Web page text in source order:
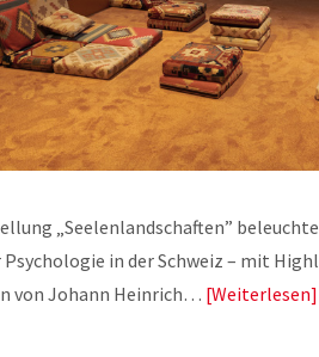
„Seelenlandschaften”
Psychologie in der Schweiz – mit
von Johann Heinrich… Weiterlesen